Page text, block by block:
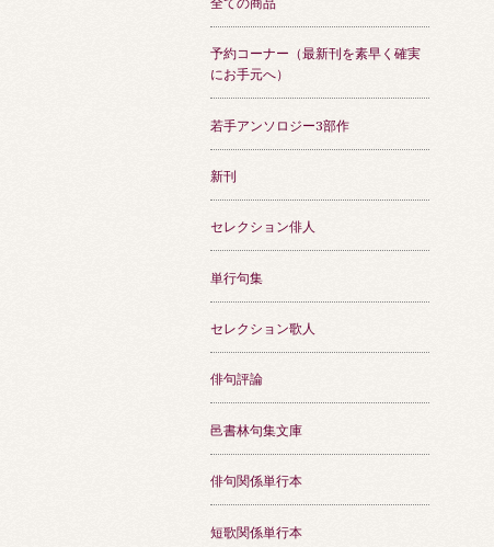
予約コーナー（最新刊を素早く確実
にお手元へ）
若手アンソロジー3部作
新刊
セレクション俳人
単行句集
セレクション歌人
俳句評論
邑書林句集文庫
俳句関係単行本
短歌関係単行本